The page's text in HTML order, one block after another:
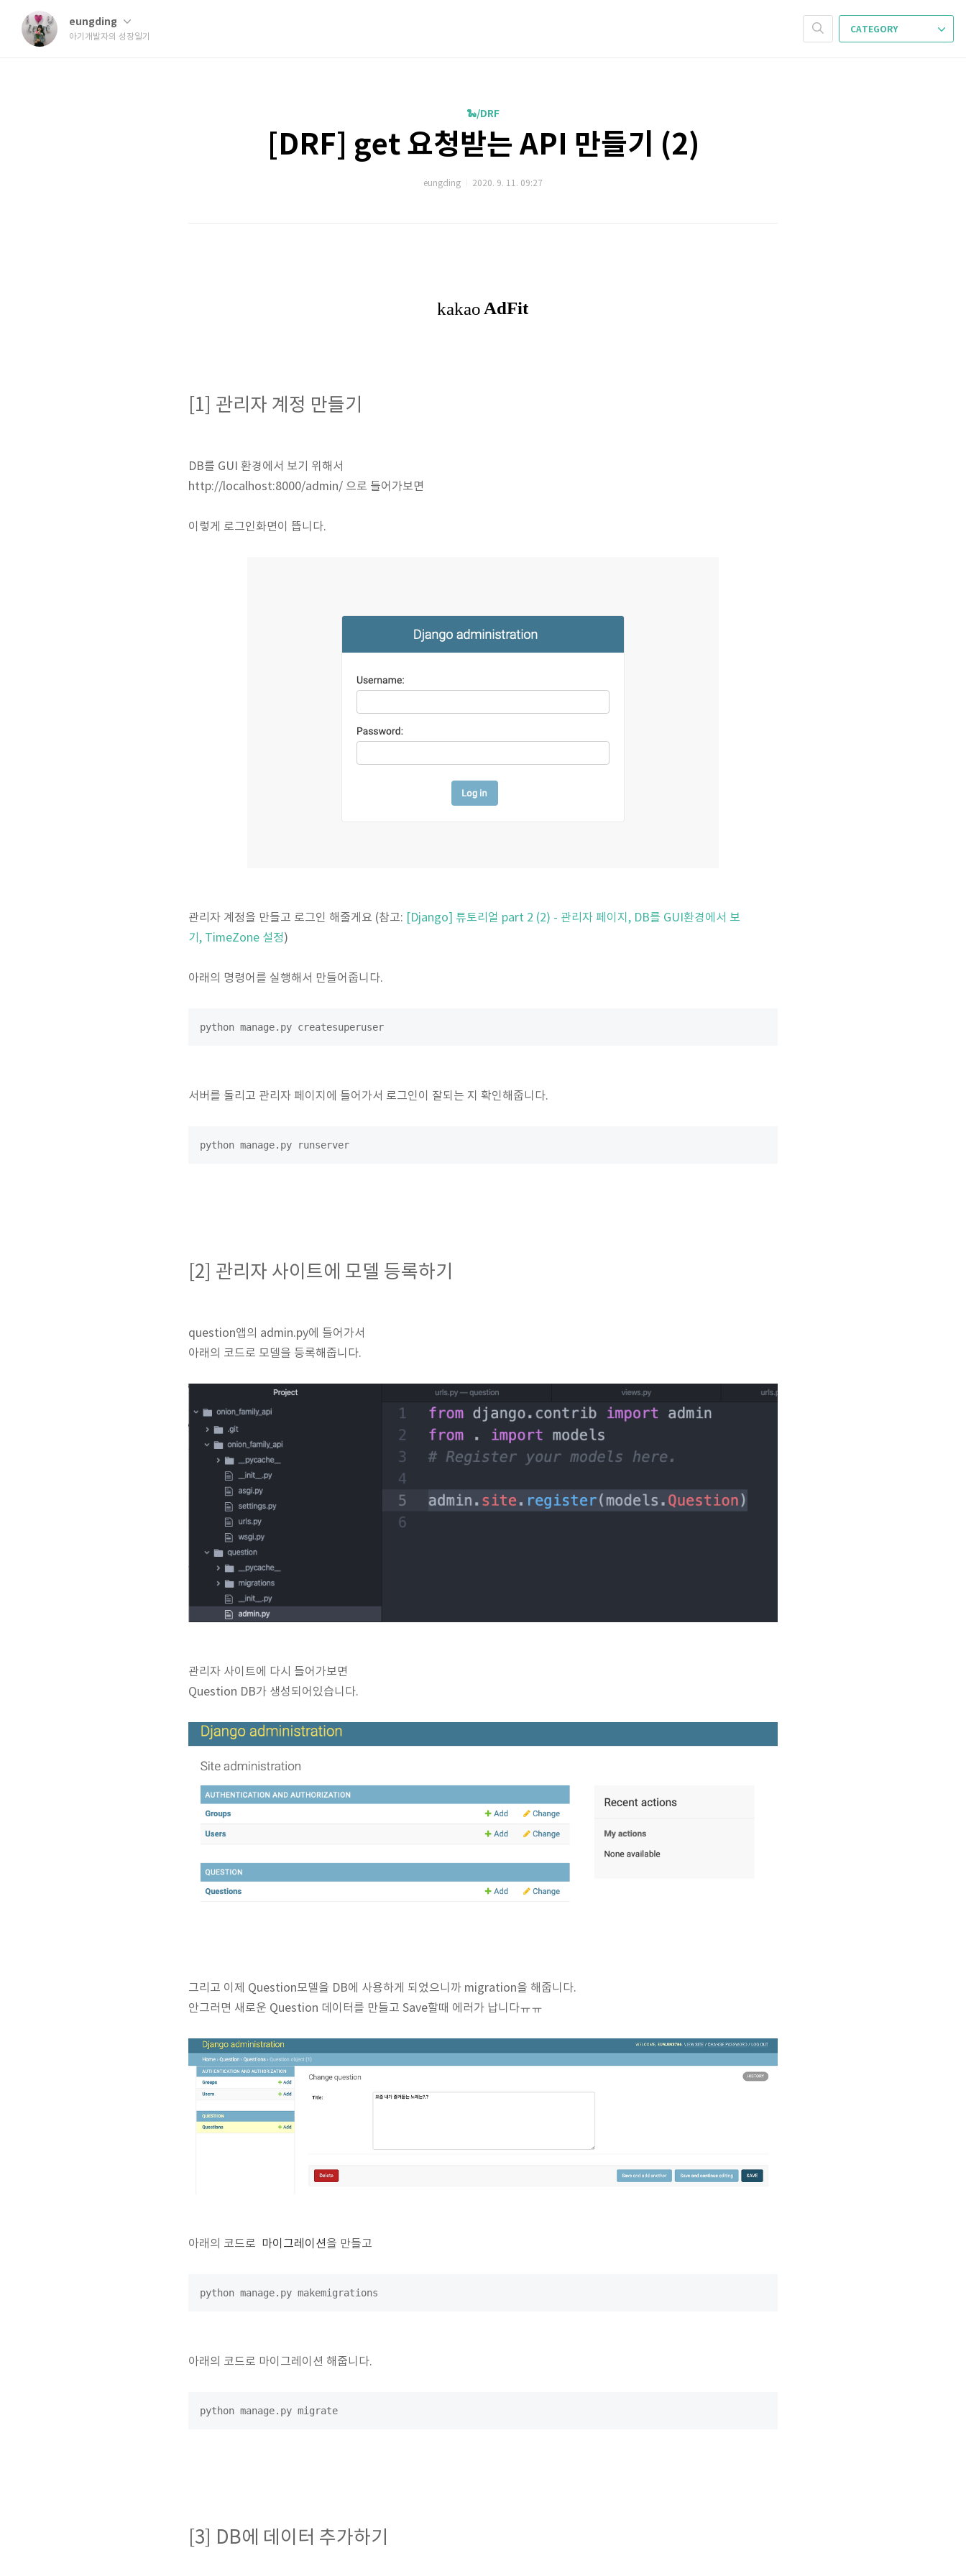
eungding
아기개발자의 성장일기
CATEGORY
🐍/DRF
[DRF] get 요청받는 API 만들기 (2)
eungding 2020. 9. 11. 09:27
[1] 관리자 계정 만들기
DB를 GUI 환경에서 보기 위해서
http://localhost:8000/admin/ 으로 들어가보면
이렇게 로그인화면이 뜹니다.
관리자 계정을 만들고 로그인 해줄게요 (참고: [Django] 튜토리얼 part 2 (2) - 관리자 페이지, DB를 GUI환경에서 보
기, TimeZone 설정)
아래의 명령어를 실행해서 만들어줍니다.
python manage.py createsuperuser
서버를 돌리고 관리자 페이지에 들어가서 로그인이 잘되는 지 확인해줍니다.
python manage.py runserver
[2] 관리자 사이트에 모델 등록하기
question앱의 admin.py에 들어가서
아래의 코드로 모델을 등록해줍니다.
관리자 사이트에 다시 들어가보면
Question DB가 생성되어있습니다.
그리고 이제 Question모델을 DB에 사용하게 되었으니까 migration을 해줍니다.
안그러면 새로운 Question 데이터를 만들고 Save할때 에러가 납니다ㅠㅠ
아래의 코드로 마이그레이션을 만들고
python manage.py makemigrations
아래의 코드로 마이그레이션 해줍니다.
python manage.py migrate
[3] DB에 데이터 추가하기